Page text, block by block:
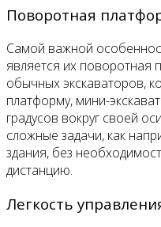
Поворотная
Самой важной
является их поворотная
обычных экскаваторов,
платформу, мини-
градусов вокруг своей
сложные задачи, как
здания, без
дистанцию.
Легкость